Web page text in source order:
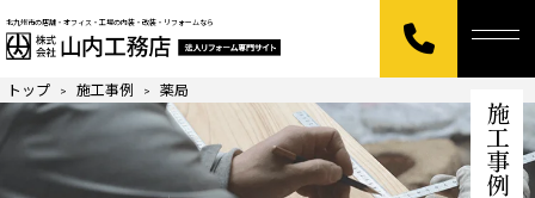
北九州市の店舗・オフィス・工場の内装・改装・リフォームなら
施工事例
トップ > 施工事例 > 薬局